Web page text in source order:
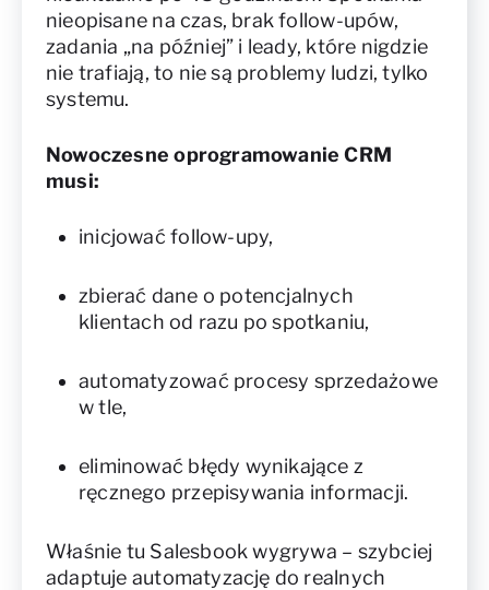
nieopisane na czas, brak follow-upów,
zadania „na później” i leady, które nigdzie
nie trafiają, to nie są problemy ludzi, tylko
systemu.
Nowoczesne oprogramowanie CRM
musi:
inicjować follow-upy,
zbierać dane o potencjalnych
klientach od razu po spotkaniu,
automatyzować procesy sprzedażowe
w tle,
eliminować błędy wynikające z
ręcznego przepisywania informacji.
Właśnie tu Salesbook wygrywa – szybciej
adaptuje automatyzację do realnych